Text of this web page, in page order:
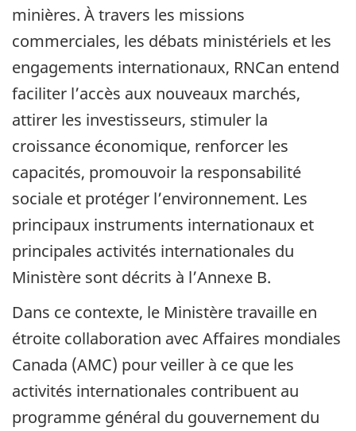
minières. À travers les missions
commerciales, les débats ministériels et les
engagements internationaux, RNCan entend
faciliter l’accès aux nouveaux marchés,
attirer les investisseurs, stimuler la
croissance économique, renforcer les
capacités, promouvoir la responsabilité
sociale et protéger l’environnement. Les
principaux instruments internationaux et
principales activités internationales du
Ministère sont décrits à l’Annexe B.
Dans ce contexte, le Ministère travaille en
étroite collaboration avec Affaires mondiales
Canada (AMC) pour veiller à ce que les
activités internationales contribuent au
programme général du gouvernement du